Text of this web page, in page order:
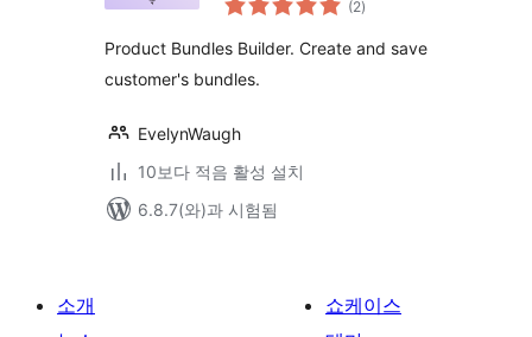
(2체
점
)
Product Bundles Builder. Create and save
customer's bundles.
EvelynWaugh
10보다 적음 활성 설치
6.8.7(와)과 시험됨
소개
쇼케이스